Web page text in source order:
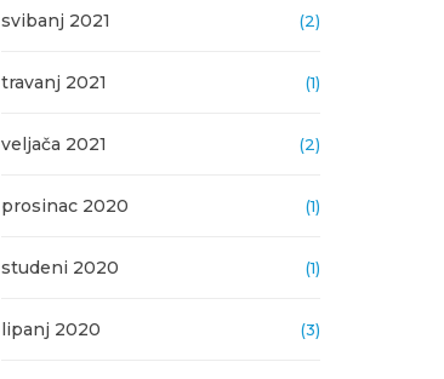
svibanj 2021 (2)
travanj 2021 (1)
veljača 2021 (2)
prosinac 2020 (1)
studeni 2020 (1)
lipanj 2020 (3)